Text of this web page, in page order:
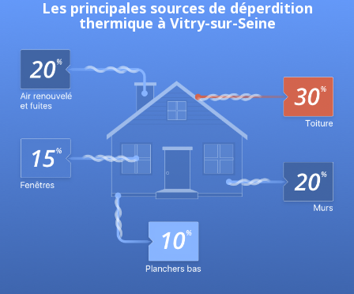
Les principales sources de déperdition
thermique à Vitry-sur-Seine